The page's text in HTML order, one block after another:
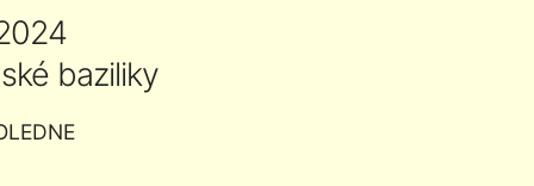
baziliky